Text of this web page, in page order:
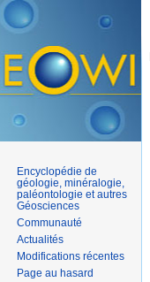
Encyclopédie de
géologie, minéralogie,
paléontologie et autres
Géosciences
Communauté
Actualités
Modifications récentes
Page au hasard